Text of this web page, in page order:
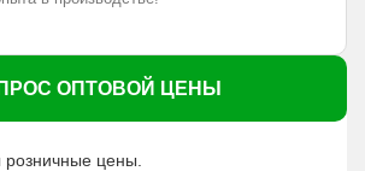
ОПТОВОЙ ЦЕНЫ
розничные цены.